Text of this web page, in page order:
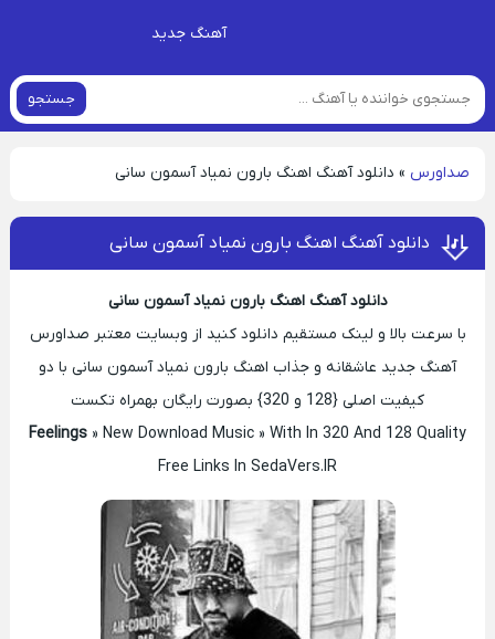
آهنگ جدید
جستجو
صداورس » دانلود آهنگ اهنگ بارون نمیاد آسمون سانی
دانلود آهنگ اهنگ بارون نمیاد آسمون سانی
دانلود آهنگ اهنگ بارون نمیاد آسمون سانی
با سرعت بالا و لینک مستقیم دانلود کنید از وبسایت معتبر صداورس
آهنگ جدید عاشقانه و جذاب اهنگ بارون نمیاد آسمون سانی با دو
کیفیت اصلی {128 و 320} بصورت رایگان بهمراه تکست
Feelings
» New Download Music » With In 320 And 128 Quality
Free Links In SedaVers.IR